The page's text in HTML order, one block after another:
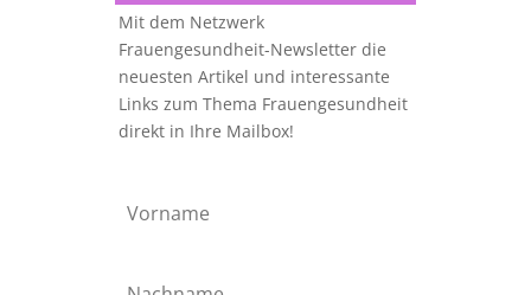
Mit dem Netzwerk
Frauengesundheit-Newsletter die
neuesten Artikel und interessante
Links zum Thema Frauengesundheit
direkt in Ihre Mailbox!